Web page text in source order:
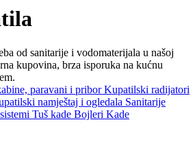
od sanitarije i vodomaterijala u našoj
kupovina, brza isporuka na kućnu
paravani i priborKupatilski radijatori
namještaj i ogledala Sanitarije
Tuš kade Bojleri Kade